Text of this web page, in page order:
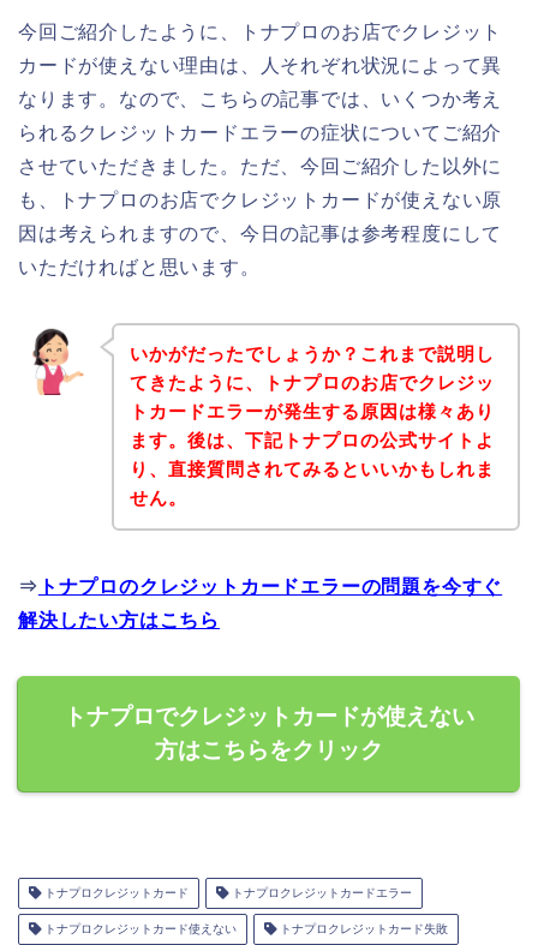
今回ご紹介したように、トナプロのお店でクレジット
カードが使えない理由は、人それぞれ状況によって異
なります。なので、こちらの記事では、いくつか考え
られるクレジットカードエラーの症状についてご紹介
させていただきました。ただ、今回ご紹介した以外に
も、トナプロのお店でクレジットカードが使えない原
因は考えられますので、今日の記事は参考程度にして
いただければと思います。
いかがだったでしょうか？これまで説明し
てきたように、トナプロのお店でクレジッ
トカードエラーが発生する原因は様々あり
ます。後は、下記トナプロの公式サイトよ
り、直接質問されてみるといいかもしれま
せん。
⇒ トナプロのクレジットカードエラーの問題を今すぐ
解決したい方はこちら
トナプロでクレジットカードが使えない
方はこちらをクリック
トナプロクレジットカード トナプロクレジットカードエラー
トナプロクレジットカード使えない トナプロクレジットカード失敗